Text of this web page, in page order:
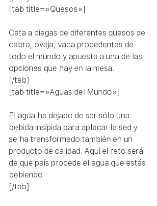
[tab title=»Quesos»]
Cata a ciegas de diferentes quesos de
cabra, oveja, vaca procedentes de
todo el mundo y apuesta a una de las
opciones que hay en la mesa.
[/tab]
[tab title=»Aguas del Mundo»]
El agua ha dejado de ser sólo una
bebida insípida para aplacar la sed y
se ha transformado también en un
producto de calidad. Aquí el reto será
de que país procede el agua que estás
bebiendo
[/tab]